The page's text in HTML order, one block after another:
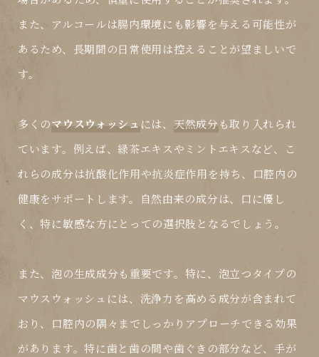
また、アルコールは腸内環境にも影響を与える可能性が
あるため、長期間の日常使用は控えることが望ましいで
す。
多くのマウスウォッシュ には、 天然成分も取り入れられ
ています。例えば、緑茶エキスやミントエキスなど、こ
れらの成分は抗酸化作用や抗炎症作用を持ち、口腔内の
健康をサポートします。自然由来の成分は、口に優し
く、特に敏感な方にとっての選択肢となるでしょう。
また、 泡の生成成分も重要です。特に、泡立つタイプの
マウスウォッシュ には、洗浄力を高める成分が含まれて
おり、口腔内の隅々までしっかりアプローチできる効果
があります。特に歯と歯の間や歯ぐきの部分など、手が